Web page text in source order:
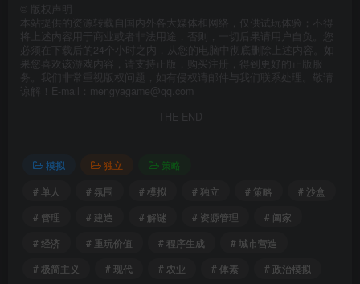
版权声明
本站提供的资源转载自国内外各大媒体和网络，仅供试玩体验；不得
将上述内容用于商业或者非法用途，否则，一切后果请用户自负。您
必须在下载后的24个小时之内，从您的电脑中彻底删除上述内容。如
果您喜欢该游戏内容，请支持正版，购买注册，得到更好的正版服
务。我们非常重视版权问题，如有侵权请邮件与我们联系处理。敬请
谅解！E-mail：mengyagame@qq.com
THE END
模拟 独立
策略
# 单人
# 氛围 # 模拟 # 独立 # 策略
# 沙盒
# 管理
# 建造 # 解谜 # 资源管理
# 阖家
# 经济
# 重玩价值 # 程序生成
# 城市营造
# 极简主义
# 现代 # 农业 # 体素 # 政治模拟